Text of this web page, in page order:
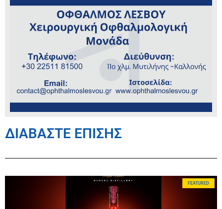
ΔΙΑΒΑΣΤΕ ΕΠΙΣΗΣ
FEATURED